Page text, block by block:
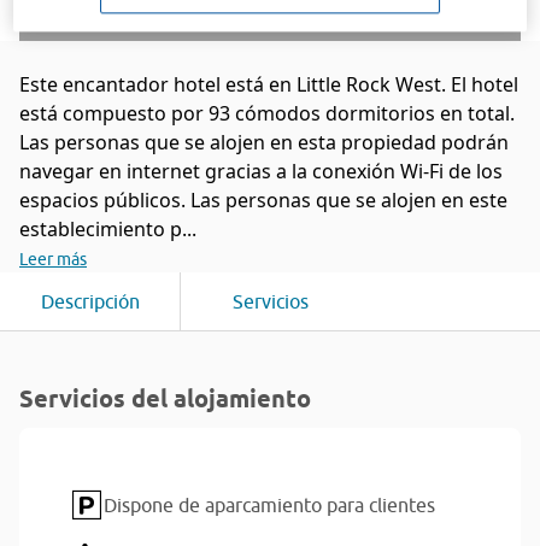
Este encantador hotel está en Little Rock West. El hotel
está compuesto por 93 cómodos dormitorios en total.
Las personas que se alojen en esta propiedad podrán
navegar en internet gracias a la conexión Wi-Fi de los
espacios públicos. Las personas que se alojen en este
establecimiento p...
Leer más
Descripción Servicios
Servicios del alojamiento
Dispone de aparcamiento para clientes